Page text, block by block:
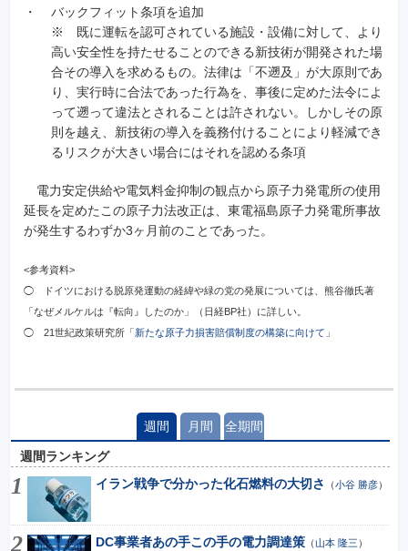
・
バックフィット条項を追加
※ 既に運転を認可されている施設・設備に対して、より
高い安全性を持たせることのできる新技術が開発された場
合その導入を求めるもの。法律は「不遡及」が大原則であ
り、実行時に合法であった行為を、事後に定めた法令によ
って遡って違法とされることは許されない。しかしその原
則を越え、新技術の導入を義務付けることにより軽減でき
るリスクが大きい場合にはそれを認める条項
電力安定供給や電気料金抑制の観点から原子力発電所の使用
延長を定めたこの原子力法改正は、東電福島原子力発電所事故
が発生するわずか3ヶ月前のことであった。
<参考資料>
◯ ドイツにおける脱原発運動の経緯や緑の党の発展については、熊谷徹氏著
「なぜメルケルは『転向』したのか」（日経BP社）に詳しい。
◯ 21世紀政策研究所「新たな原子力損害賠償制度の構築に向けて 」
週間 月間 全期間
週間ランキング
イラン戦争で分かった化石燃料の大切さ
（小谷 勝彦）
DC事業者あの手この手の電力調達策（山本 隆三 ）